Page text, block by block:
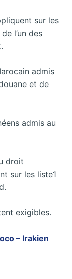
sur les
l’un des
admis
et de
admis au
droit
sur les liste1
exigibles.
– Irakien